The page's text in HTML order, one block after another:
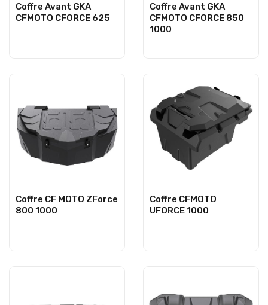
Coffre Avant GKA
CFMOTO CFORCE 625
Coffre Avant GKA
CFMOTO CFORCE 850
1000
Coffre CF MOTO ZForce
800 1000
Coffre CFMOTO
UFORCE 1000